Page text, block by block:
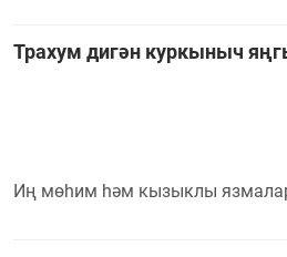
Трахум дигән куркыныч
Иң мөһим һәм кызыклы